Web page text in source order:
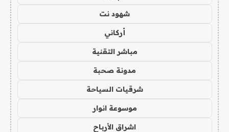
شهود نت
أركاني
مباشر التقنية
مدونة صحبة
شرقيات السياحة
موسوعة انوار
اشراق الأرباح